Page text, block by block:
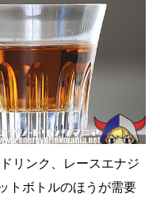
リンク、レースエナジ
トボトルのほうが需要